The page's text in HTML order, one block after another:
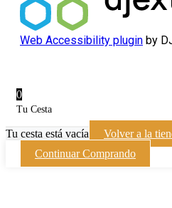
Web Accessibility plugin by
0
Tu Cesta
Tu cesta está vacía
Volver a la
Continuar Comprando